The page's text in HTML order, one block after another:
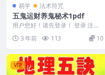
易学 法术符咒
五鬼运财养鬼秘术1pdf
用户您好！请先登录！ 登录 注册
谢任芳五鬼运财养鬼秘术.pdf f225
807...3 年前 113 10
VIP